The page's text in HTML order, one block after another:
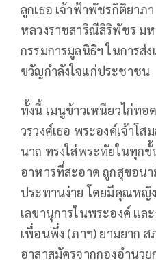
ลูกเธอ เจ้าฟ้าพัชรกิติยาภ
หลวงราชสาริณีสิริพัชร ม
กรรมการมูลนิธิฯ ในการส่
ขวัญกำลังใจแก่ประชาชน
ทั้งนี้ เมนูข้าวเหนียวไก่ทอ
วรวงศ์เธอ พระองค์เจ้าโ
นาถ ทรงใส่พระทัยในทุก
อาหารที่สะอาด ถูกสุขอน
ประทานง่าย โดยมีคุณหญิ
เลขานุการในพระองค์ แล
เพื่อนพึ่ง (ภาฯ) ยามยาก
อาสาสมัครจากกองอำนว